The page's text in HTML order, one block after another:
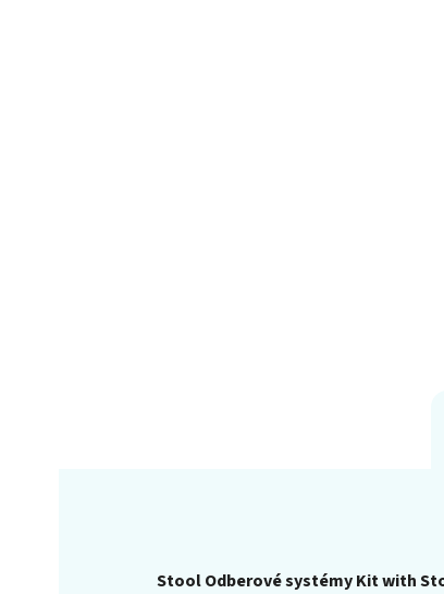
Stool Odberové systémy Kit with